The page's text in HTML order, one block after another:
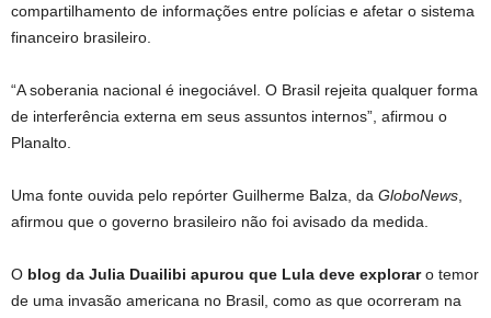
compartilhamento de informações entre polícias e afetar o sistema
financeiro brasileiro.
“A soberania nacional é inegociável. O Brasil rejeita qualquer forma
de interferência externa em seus assuntos internos”, afirmou o
Planalto.
Uma fonte ouvida pelo repórter Guilherme Balza, da GloboNews
afirmou que o governo brasileiro não foi avisado da medida.
O blog da Julia Duailibi apurou que Lula deve exploraro temor
de uma invasão americana no Brasil, como as que ocorreram na